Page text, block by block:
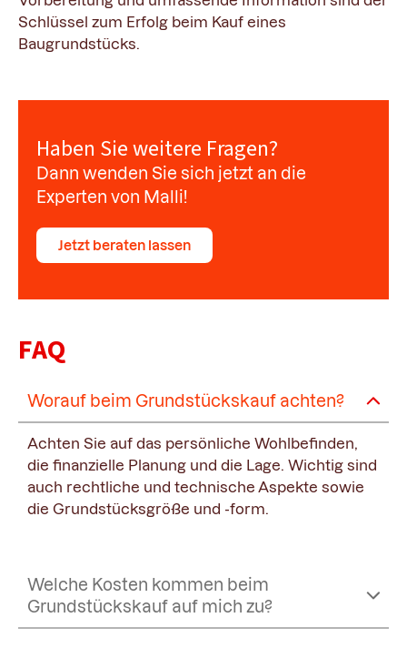
Schlüssel zum Erfolg beim Kauf eines
Baugrundstücks.
Haben Sie weitere Fragen?
Dann wenden Sie sich jetzt an die
Experten von Malli!
Jetzt beraten lassen
FAQ
Worauf beim Grundstückskauf achten?
Achten Sie auf das persönliche Wohlbefinden,
die finanzielle Planung und die Lage. Wichtig sind
auch rechtliche und technische Aspekte sowie
die Grundstücksgröße und -form.
Welche Kosten kommen beim
Grundstückskauf auf mich zu?